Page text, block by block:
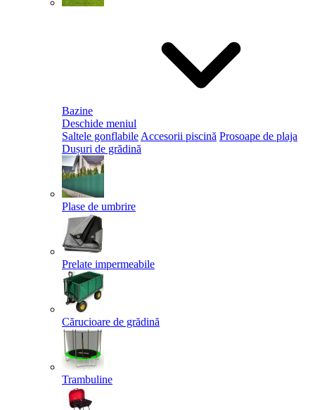
Bazine
Deschide meniul
Saltele gonflabile Accesorii piscină Prosoape de plaja
Dușuri de grădină
Plase de umbrire
Prelate impermeabile
Cărucioare de grădină
Trambuline